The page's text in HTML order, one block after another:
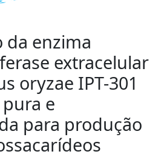
da enzima
extracelular
oryzae IPT-301
e
para produção